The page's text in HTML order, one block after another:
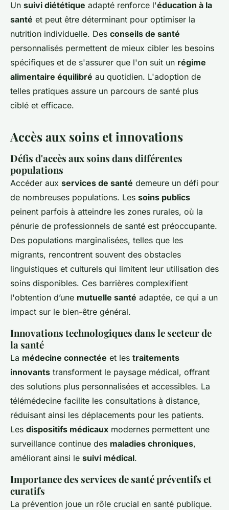
Un suivi diététique adapté renforce l'éducation à la
santé et peut être déterminant pour optimiser la
nutrition individuelle. Des conseils de santé
personnalisés permettent de mieux cibler les besoins
spécifiques et de s'assurer que l'on suit un régime
alimentaire équilibré au quotidien. L'adoption de
telles pratiques assure un parcours de santé plus
ciblé et efficace.
Accès aux soins et innovations
Défis d'accès aux soins dans différentes
populations
Accéder aux services de santé demeure un défi pour
de nombreuses populations. Les soins publics
peinent parfois à atteindre les zones rurales, où la
pénurie de professionnels de santé est préoccupante.
Des populations marginalisées, telles que les
migrants, rencontrent souvent des obstacles
linguistiques et culturels qui limitent leur utilisation des
soins disponibles. Ces barrières complexifient
l'obtention d’une mutuelle santé adaptée, ce qui a un
impact sur le bien-être général.
Innovations technologiques dans le secteur de
la santé
La médecine connectée et les traitements
innovants transforment le paysage médical, offrant
des solutions plus personnalisées et accessibles. La
télémédecine facilite les consultations à distance,
réduisant ainsi les déplacements pour les patients.
Les dispositifs médicaux modernes permettent une
surveillance continue des maladies chroniques,
améliorant ainsi le suivi médical.
Importance des services de santé préventifs et
curatifs
La prévention joue un rôle crucial en santé publique.